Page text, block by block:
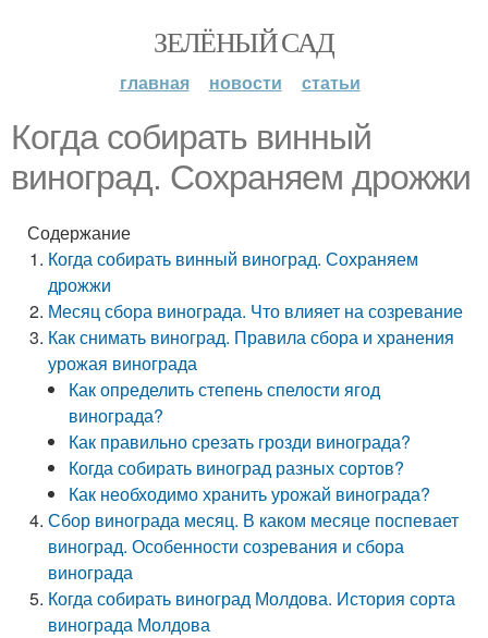
ЗЕЛЁНЫЙ САД
главная новости статьи
Когда собирать винный
виноград. Сохраняем дрожжи
Содержание
Когда собирать винный виноград. Сохраняем
дрожжи
Месяц сбора винограда. Что влияет на созревание
Как снимать виноград. Правила сбора и хранения
урожая винограда
Как определить степень спелости ягод
винограда?
Как правильно срезать грозди винограда?
Когда собирать виноград разных сортов?
Как необходимо хранить урожай винограда?
Сбор винограда месяц. В каком месяце поспевает
виноград. Особенности созревания и сбора
винограда
Когда собирать виноград Молдова. История сорта
винограда Молдова